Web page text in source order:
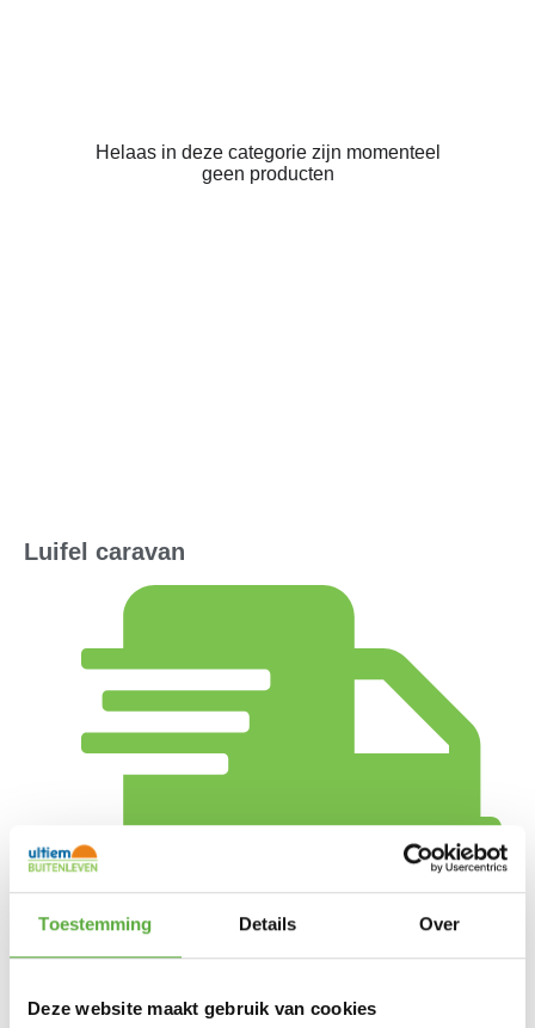
Toestemming Details Over
Deze website maakt gebruik van cookies
Helaas in deze categorie zijn momenteel
geen producten
Luifel caravan
Gratis verzending vanaf €250,-*